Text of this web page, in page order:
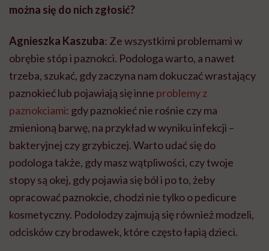
można się do nich zgłosić?
Agnieszka Kaszuba: Ze wszystkimi problemami w
obrębie stóp i paznokci. Podologa warto, a nawet
trzeba, szukać, gdy zaczyna nam dokuczać wrastający
paznokieć lub pojawiają się inne problemy z
paznokciami: gdy paznokieć nie rośnie czy ma
zmienioną barwę, na przykład w wyniku infekcji –
bakteryjnej czy grzybiczej. Warto udać się do
podologa także, gdy masz wątpliwości, czy twoje
stopy są okej, gdy pojawia się ból i po to, żeby
opracować paznokcie, chodzi nie tylko o pedicure
kosmetyczny. Podolodzy zajmują się również modzeli,
odcisków czy brodawek, które często łapią dzieci.